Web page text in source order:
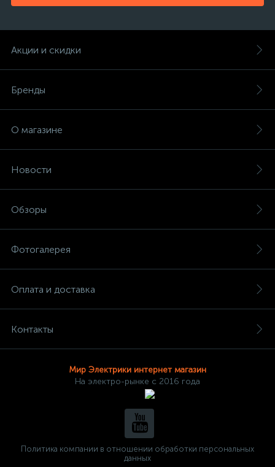
Акции и скидки
Бренды
О магазине
Новости
Обзоры
Фотогалерея
Оплата и доставка
Контакты
Мир Электрики интернет магазин
На электро-рынке с 2016 года
Политика компании в отношении обработки персональных
данных